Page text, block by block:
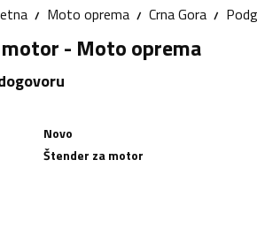
Moto oprema Crna Gora
- Moto oprema
Novo
Štender za motor